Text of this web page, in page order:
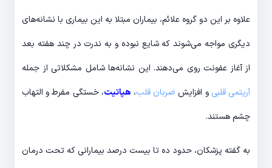
علاوه بر این دو گروه علائم، بیماران مبتلا به این بیماری با نشانه‌های
دیگری مواجه می‌شوند که شایع نبوده و به ندرت در چند هفته بعد
از آغاز عفونت روی می‌دهند. این نشانه‌ها شامل مشکلاتی از جمله
آریتمی قلبی و افزایش ضربان قلب، هپاتیت، خستگی مفرط و التهاب
چشم هستند.
به گفته پزشکان، حدود ده تا بیست درصد بیمارانی که تحت درمان